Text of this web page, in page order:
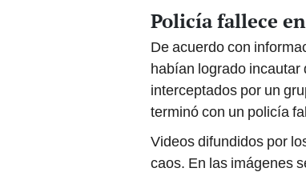
Policía fallece
De acuerdo con
habían logrado incautar
interceptados por un
terminó con un policía
Videos difundidos por
caos. En las imágenes